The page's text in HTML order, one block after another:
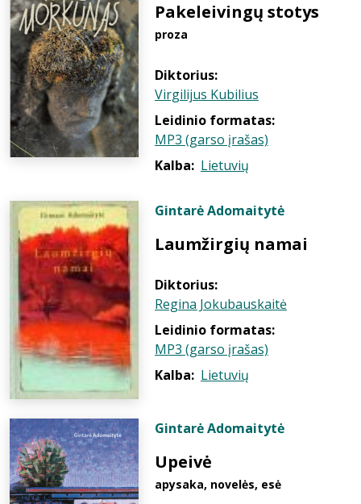
Pakeleivingų stotys
proza
Diktorius:
Virgilijus Kubilius
Leidinio formatas:
MP3 (garso įrašas)
Kalba: Lietuvių
Gintarė Adomaitytė
Laumžirgių namai
Diktorius:
Regina Jokubauskaitė
Leidinio formatas:
MP3 (garso įrašas)
Kalba: Lietuvių
Gintarė Adomaitytė
Upeivė
apysaka, novelės, esė